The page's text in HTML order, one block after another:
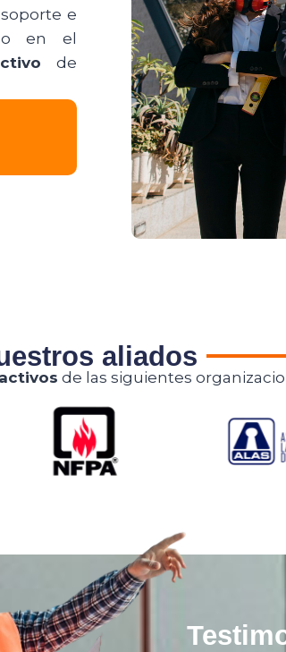
e
en el
de
aliados
de las siguientes